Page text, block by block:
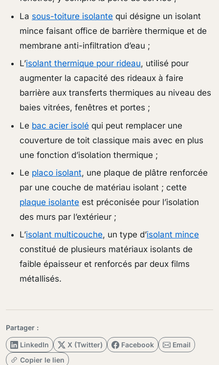
La sous-toiture isolante qui désigne un isolant
mince faisant office de barrière thermique et de
membrane anti-infiltration d’eau ;
L’isolant thermique pour rideau, utilisé pour
augmenter la capacité des rideaux à faire
barrière aux transferts thermiques au niveau des
baies vitrées, fenêtres et portes ;
Le bac acier isolé qui peut remplacer une
couverture de toit classique mais avec en plus
une fonction d’isolation thermique ;
Le placo isolant, une plaque de plâtre renforcée
par une couche de matériau isolant ; cette
plaque isolante est préconisée pour l’isolation
des murs par l’extérieur ;
L’isolant multicouche, un type d’isolant mince
constitué de plusieurs matériaux isolants de
faible épaisseur et renforcés par deux films
métallisés.
Partager :
LinkedIn X (Twitter) Facebook
Email
Copier le lien